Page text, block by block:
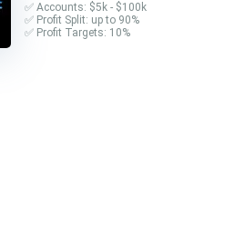
✅ Accounts: $5k - $100k
✅ Profit Split: up to 90%
✅ Profit Targets: 10%